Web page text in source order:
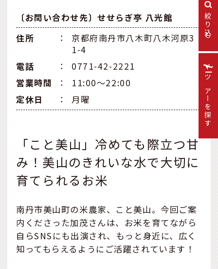
絞り込む
〔お問い合わせ先〕せせらぎ亭 八光館
住所
：
京都府南丹市八木町八木河原3
1-4
電話
：
0771-42-2221
営業時間
：
11:00～22:00
定休日
： 月曜
「こと美山」冷めても際立つ甘
み！美山のきれいな水で大切に
育てられるお米
南丹市美山町の米農家、こと美山。今回ご案
内くださった加茂さんは、お米を育てながら
自らSNSにも出演され、もっと身近に、広く
知ってもらえるようにご活躍されています！
ツアーを探す